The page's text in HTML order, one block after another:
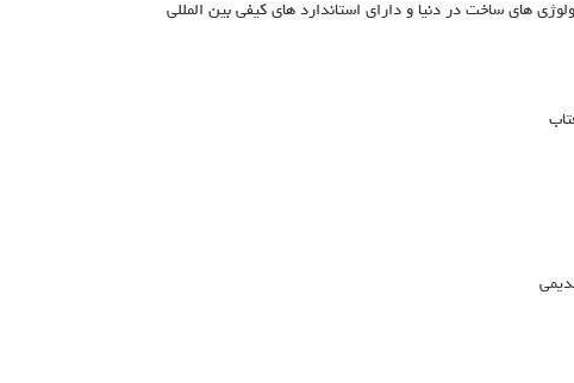
های ساخت در دنیا و دارای استاندارد های کیفی بین المللی